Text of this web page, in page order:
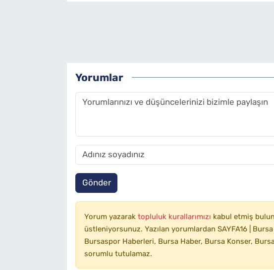
Yorumlar
Gönder
Yorum yazarak topluluk kurallarımızı kabul etmiş
üstleniyorsunuz. Yazılan yorumlardan SAYFA16 |
Bursaspor Haberleri, Bursa Haber, Bursa Konser,
sorumlu tutulamaz.